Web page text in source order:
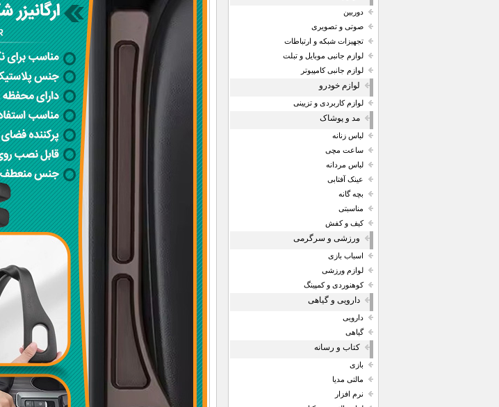
دوربین
صوتی و تصویری
تجهیزات شبکه و ارتباطات
لوازم جانبی موبایل و تبلت
لوازم جانبی کامپیوتر
لوازم خودرو
لوازم کاربردی و تزیینی
مد و پوشاک
لباس زنانه
ساعت مچی
لباس مردانه
عینک آفتابی
بچه گانه
مناسبتی
کیف و کفش
ورزشی و سرگرمی
اسباب بازی
لوازم ورزشی
کوهنوردی و کمپینگ
دارویی و گیاهی
دارویی
گیاهی
کتاب و رسانه
بازی
مالتی مدیا
نرم افزار